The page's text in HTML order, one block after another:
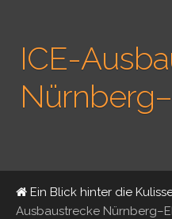
ICE-
Ein Blick hinter die
Ausbaustrecke